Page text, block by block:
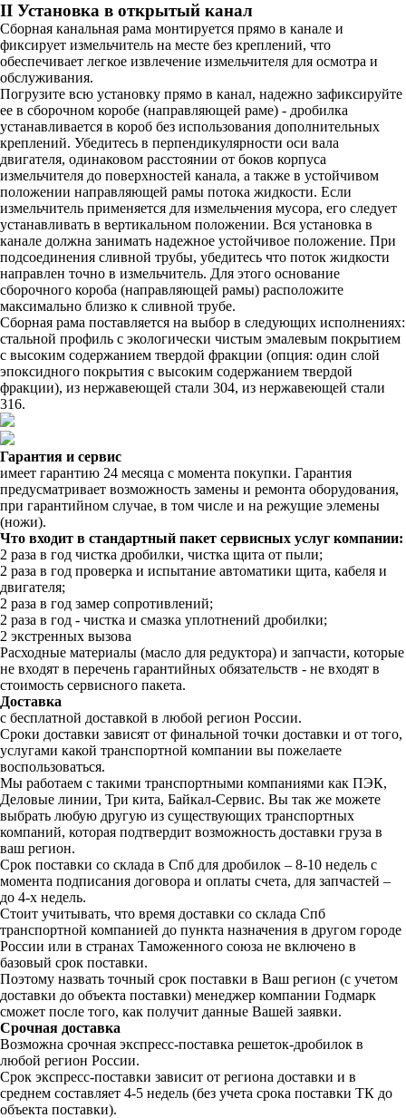
II Установка в открытый канал
Сборная канальная рама монтируется прямо в канале и
фиксирует измельчитель на месте без креплений, что
обеспечивает легкое извлечение измельчителя для осмотра и
обслуживания.
Погрузите всю установку прямо в канал, надежно зафиксируйте
ее в сборочном коробе (направляющей раме) - дробилка
устанавливается в короб без использования дополнительных
креплений. Убедитесь в перпендикулярности оси вала
двигателя, одинаковом расстоянии от боков корпуса
измельчителя до поверхностей канала, а также в устойчивом
положении направляющей рамы потока жидкости. Если
измельчитель применяется для измельчения мусора, его следует
устанавливать в вертикальном положении. Вся установка в
канале должна занимать надежное устойчивое положение. При
подсоединения сливной трубы, убедитесь что поток жидкости
направлен точно в измельчитель. Для этого основание
сборочного короба (направляющей рамы) расположите
максимально близко к сливной трубе.
Сборная рама поставляется на выбор в следующих исполнениях:
стальной профиль с экологически чистым эмалевым покрытием
с высоким содержанием твердой фракции (опция: один слой
эпоксидного покрытия с высоким содержанием твердой
фракции), из нержавеющей стали 304, из нержавеющей стали
316.
Гарантия и сервис
имеет гарантию 24 месяца с момента покупки. Гарантия
предусматривает возможность замены и ремонта оборудования,
при гарантийном случае, в том числе и на режущие элемены
(ножи).
Что входит в стандартный пакет сервисных услуг компании:
2 раза в год чистка дробилки, чистка щита от пыли;
2 раза в год проверка и испытание автоматики щита, кабеля и
двигателя;
2 раза в год замер сопротивлений;
2 раза в год - чистка и смазка уплотнений дробилки;
2 экстренных вызова
Расходные материалы (масло для редуктора) и запчасти, которые
не входят в перечень гарантийных обязательств - не входят в
стоимость сервисного пакета.
Доставка
с бесплатной доставкой в любой регион России.
Сроки доставки зависят от финальной точки доставки и от того,
услугами какой транспортной компании вы пожелаете
воспользоваться.
Мы работаем с такими транспортными компаниями как ПЭК,
Деловые линии, Три кита, Байкал-Сервис. Вы так же можете
выбрать любую другую из существующих транспортных
компаний, которая подтвердит возможность доставки груза в
ваш регион.
Срок поставки со склада в Спб для дробилок – 8-10 недель с
момента подписания договора и оплаты счета, для запчастей –
до 4-х недель.
Стоит учитывать, что время доставки со склада Спб
транспортной компанией до пункта назначения в другом городе
России или в странах Таможенного союза не включено в
базовый срок поставки.
Поэтому назвать точный срок поставки в Ваш регион (с учетом
доставки до объекта поставки) менеджер компании Годмарк
сможет после того, как получит данные Вашей заявки.
Срочная доставка
Возможна срочная экспресс-поставка решеток-дробилок в
любой регион России.
Срок экспресс-поставки зависит от региона доставки и в
среднем составляет 4-5 недель (без учета срока поставки ТК до
объекта поставки).